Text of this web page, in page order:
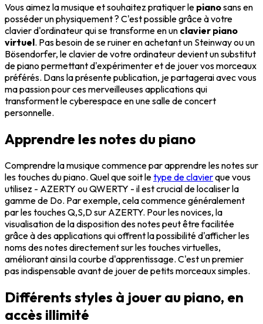
Vous aimez la musique et souhaitez pratiquer le pianosans en
posséder un physiquement ? C'est possible grâce à votre
clavier d'ordinateur qui se transforme en un clavier piano
virtuel. Pas besoin de se ruiner en achetant un Steinway ou un
Bösendorfer, le clavier de votre ordinateur devient un substitut
de piano permettant d'expérimenter et de jouer vos morceaux
préférés. Dans la présente publication, je partagerai avec vous
ma passion pour ces merveilleuses applications qui
transforment le cyberespace en une salle de concert
personnelle.
Apprendre les notes du piano
Comprendre la musique commence par apprendre les notes sur
les touches du piano. Quel que soit letype de clavierque vous
utilisez - AZERTY ou QWERTY - il est crucial de localiser la
gamme de Do. Par exemple, cela commence généralement
par les touches Q,S,D sur AZERTY. Pour les novices, la
visualisation de la disposition des notes peut être facilitée
grâce à des applications qui offrent la possibilité d'afficher les
noms des notes directement sur les touches virtuelles,
améliorant ainsi la courbe d'apprentissage. C'est un premier
pas indispensable avant de jouer de petits morceaux simples.
Différents styles à jouer au piano, en
accès illimité